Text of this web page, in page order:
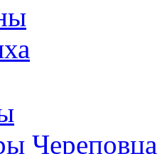
Череповца